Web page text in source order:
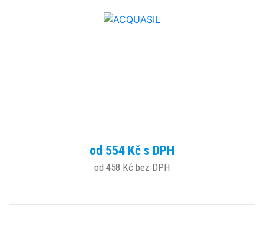
od 554 Kč s DPH
od 458 Kč bez DPH